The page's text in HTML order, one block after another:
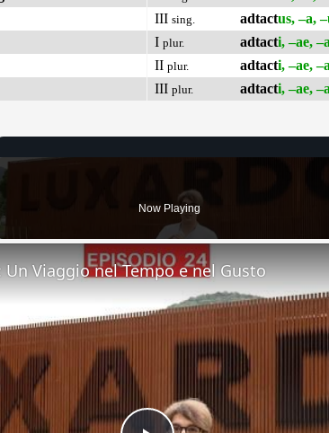
III sing. adtactus, –a,
I plur. adtacti, –ae, –a
II plur. adtacti, –ae, –a
III plur. adtacti, –ae, –a
Now Playing
Un Viaggio nel Tempo e nel Gusto